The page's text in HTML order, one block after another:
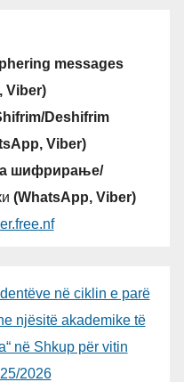
messages
Viber)
Deshifrim
Viber)
шифрирање/
(WhatsApp, Viber)
në ciklin e parë
njësitë akademike të
në Shkup për vitin
2026